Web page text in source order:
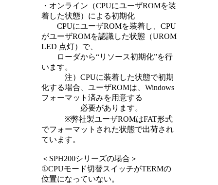
・オンライン（CPUにユーザROMを装
着した状態）による初期化
CPUにユーザROMを装着し、CPU
がユーザROMを認識した状態（UROM
LED 点灯）で、
ローダから“リソース初期化”を行
います。
注）CPUに装着した状態で初期
化する場合、ユーザROMは、Windows
フォーマット済みを用意する
必要があります。
※弊社製ユーザROMはFAT形式
でフォーマットされた状態で出荷され
ています。
＜SPH200シリーズの場合＞
①CPUモード切替スイッチがTERMの
位置になっていない。